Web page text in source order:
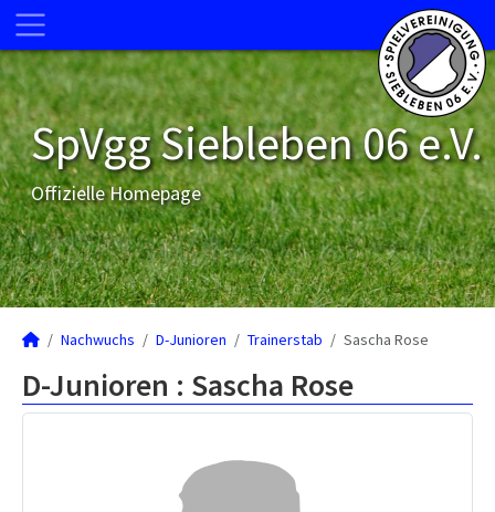
SpVgg Siebleben 06 e.V.
Offizielle Homepage
Nachwuchs D-Junioren Trainerstab Sascha Rose
D-Junioren : Sascha Rose